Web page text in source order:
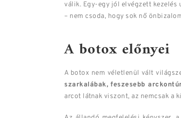
válik. Egy-egy jól elvégzett kezelés
– nem csoda, hogy sok nő
A botox előnyei
A botox nem véletlenül vált
szarkalábak, feszesebb
arcot látnak viszont, az nemcsak a